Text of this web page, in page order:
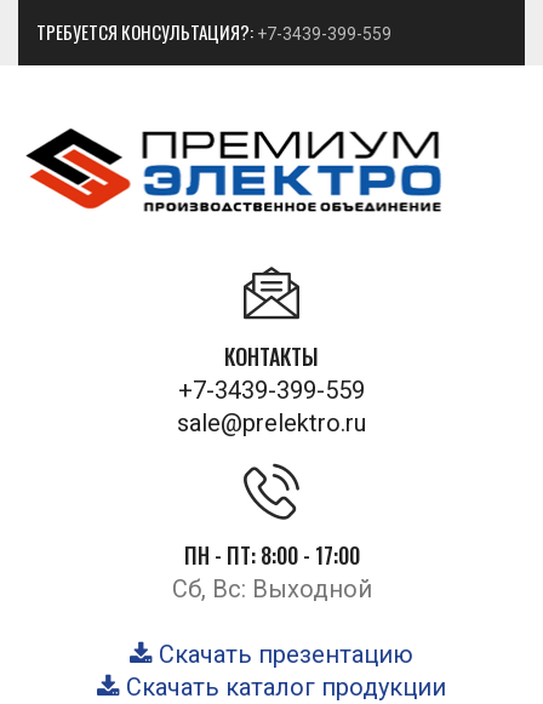
ТРЕБУЕТСЯ КОНСУЛЬТАЦИЯ?: +7-3439-399-559
КОНТАКТЫ
+7-3439-399-559
sale@prelektro.ru
ПН - ПТ: 8:00 - 17:00
Сб, Вс: Выходной
Скачать презентацию
Скачать каталог продукции